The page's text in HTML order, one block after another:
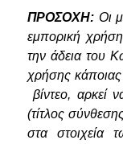
ΠΡΟΣΟΧΗ: Οι
εμπορική
την άδεια του
χρήσης
βίντεο, αρκεί
(τίτλος
στα στοιχεία